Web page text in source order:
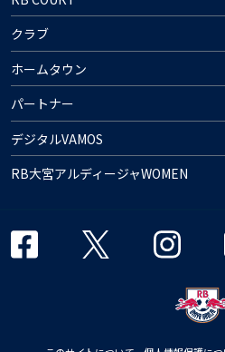
クラブ
ホームタウン
パートナー
デジタルVAMOS
RB大宮アルディージャWOMEN